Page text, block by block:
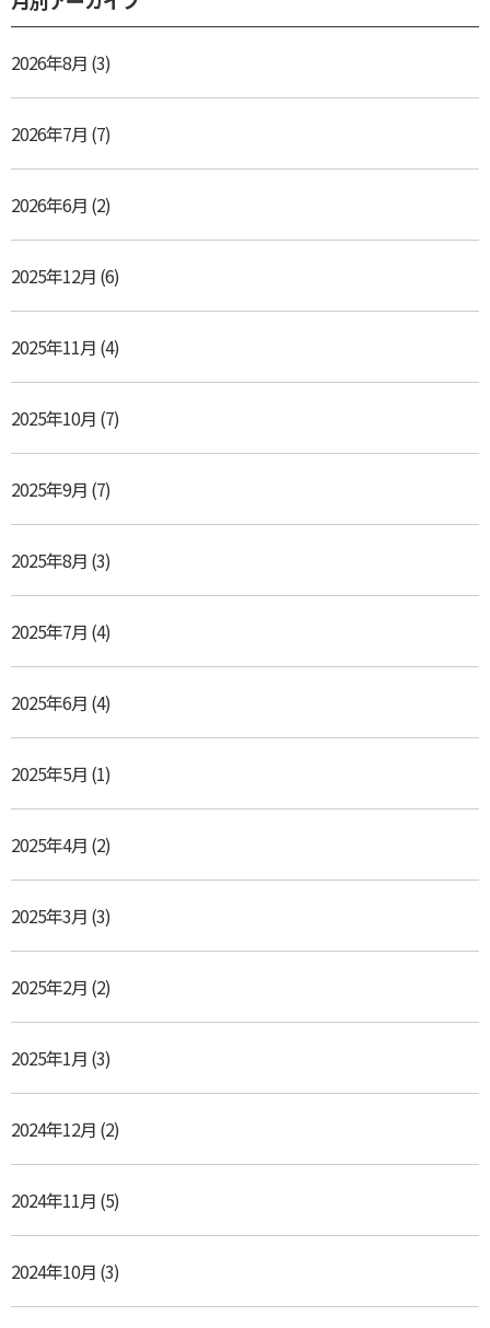
2026年8月 (3)
2026年7月 (7)
2026年6月 (2)
2025年12月 (6)
2025年11月 (4)
2025年10月 (7)
2025年9月 (7)
2025年8月 (3)
2025年7月 (4)
2025年6月 (4)
2025年5月 (1)
2025年4月 (2)
2025年3月 (3)
2025年2月 (2)
2025年1月 (3)
2024年12月 (2)
2024年11月 (5)
2024年10月 (3)